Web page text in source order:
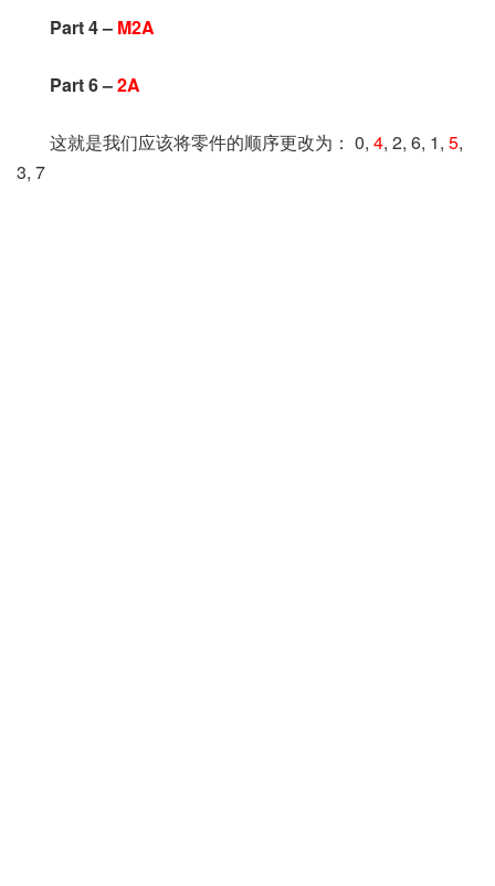
Part 4 – M2A
Part 6 –2A
这就是我们应该将零件的顺序更改为： 0, 4, 2, 6, 1, 5,
3, 7